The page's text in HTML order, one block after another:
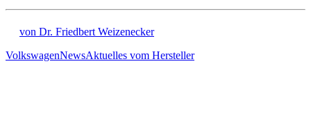
von Dr. Friedbert Weizenecker
VolkswagenNewsAktuelles vom Hersteller